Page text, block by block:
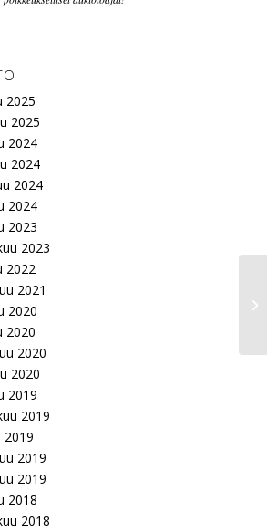
2025
2025
2024
2024
2024
2024
2023
2023
2022
2021
2020
2020
2020
2020
2019
2019
2019
2019
2019
2018
2018